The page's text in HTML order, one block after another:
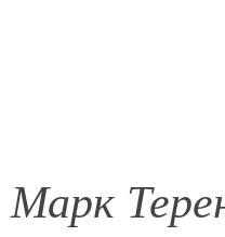
Марк